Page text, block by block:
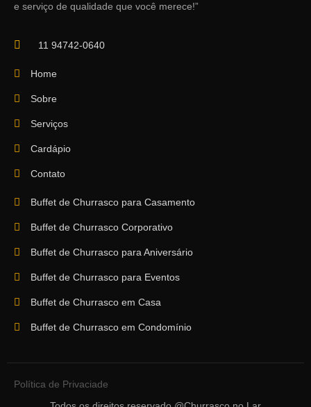
e serviço de qualidade que você merece!”
11 94742-0640
Home
Sobre
Serviços
Cardápio
Contato
Buffet de Churrasco para Casamento
Buffet de Churrasco Corporativo
Buffet de Churrasco para Aniversário
Buffet de Churrasco para Eventos
Buffet de Churrasco em Casa
Buffet de Churrasco em Condomínio
Política de Privaciade